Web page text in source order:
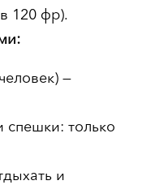
120 фр).
—
спешки: только
и